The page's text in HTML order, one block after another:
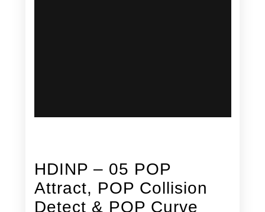
HDINP – 05 POP
Attract, POP Collision
Detect & POP Curve